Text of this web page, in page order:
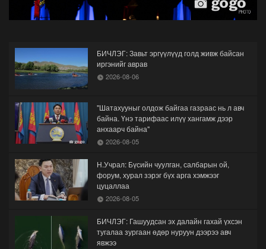
БИЧЛЭГ: Завьт эргүүлүүд голд живж байсан
иргэнийг аврав
2026-08-06
"Шатахууныг олдож байгаа газраас нь л авч
байна. Үнэ тарифаас илүү хангамж дээр
анхаарч байна"
2026-08-05
Н.Учрал: Бүсийн чуулган, салбарын ой,
форум, хурал зэрэг бүх арга хэмжээг
цуцаллаа
2026-08-05
БИЧЛЭГ: Гашуудсан эх далайн гахай үхсэн
тугалаа зургаан өдөр нуруун дээрээ авч
явжээ